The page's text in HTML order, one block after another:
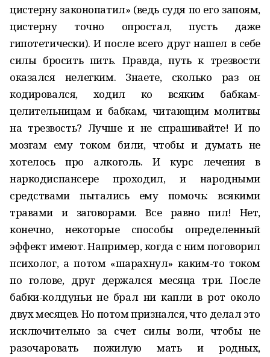
цистерну законопатил» (ведь судя по его запоям,
цистерну точно опростал, пусть даже
гипотетически). И после всего друг нашел в себе
силы бросить пить. Правда, путь к трезвости
оказался нелегким. Знаете, сколько раз он
кодировался, ходил ко всяким бабкам-
целительницам и бабкам, читающим молитвы
на трезвость? Лучше и не спрашивайте! И по
мозгам ему током били, чтобы и думать не
хотелось про алкоголь. И курс лечения в
наркодиспансере проходил, и народными
средствами пытались ему помочь: всякими
травами и заговорами. Все равно пил! Нет,
конечно, некоторые способы определенный
эффект имеют. Например, когда с ним поговорил
психолог, а потом «шарахнул» каким-то током
по голове, друг держался месяца три. После
бабки-колдуньи не брал ни капли в рот около
двух месяцев. Но потом признался, что делал это
исключительно за счет силы воли, чтобы не
разочаровать пожилую мать и родных,